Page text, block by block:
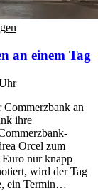
an einem Tag
an
ihre
Orcel zum
nur knapp
wird der Tag
ein Termin…